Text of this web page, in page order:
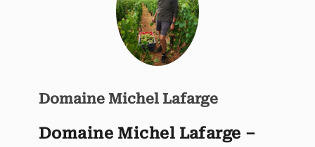
Domaine Michel Lafarge
Domaine Michel Lafarge –